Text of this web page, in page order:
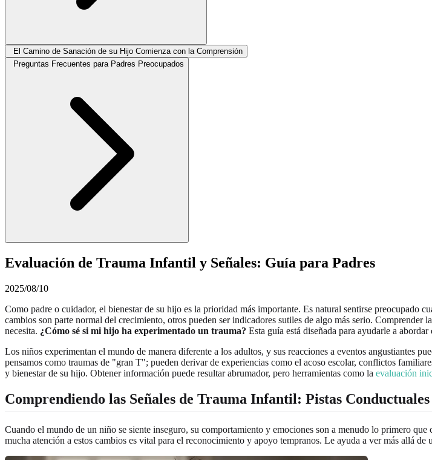
El Camino de Sanación de su Hijo Comienza con la Comprensión
Preguntas Frecuentes para Padres Preocupados
Evaluación de Trauma Infantil y Señales: Guía para Padres
2025/08/10
Como padre o cuidador, el bienestar de su hijo es la prioridad más importante. Es natural sentirse preocupado
cambios son parte normal del crecimiento, otros pueden ser indicadores sutiles de algo más serio. Comprender
necesita. ¿Cómo sé si mi hijo ha experimentado un trauma? Esta guía está diseñada para ayudarle a
Los niños experimentan el mundo de manera diferente a los adultos, y sus reacciones a eventos angustiantes
pensamos como traumas de "gran T"; pueden derivar de experiencias como el acoso escolar, conflictos
y bienestar de su hijo. Obtener información puede resultar abrumador, pero herramientas como la evaluación
Comprendiendo las Señales de Trauma Infantil: Pistas
Cuando el mundo de un niño se siente inseguro, su comportamiento y emociones son a menudo lo primero
mucha atención a estos cambios es vital para el reconocimiento y apoyo tempranos. Le ayuda a ver más allá